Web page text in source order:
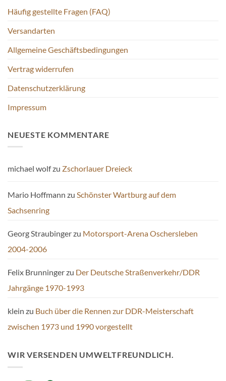
können
der
gewählt
werden
Häufig gestellte Fragen (FAQ)
Versandarten
Allgemeine Geschäftsbedingungen
Vertrag widerrufen
Datenschutzerklärung
Impressum
NEUESTE KOMMENTARE
michael wolfzu Zschorlauer Dreieck
Mario Hoffmann zu Schönster Wartburg auf dem
Sachsenring
Georg Straubingerzu Motorsport-Arena Oschersleben
2004-2006
Felix Brunningerzu Der Deutsche Straßenverkehr/DDR
Jahrgänge 1970-1993
klein zu Buch über die Rennen zur DDR-Meisterschaft
zwischen 1973 und 1990 vorgestellt
WIR VERSENDEN UMWELTFREUNDLICH.